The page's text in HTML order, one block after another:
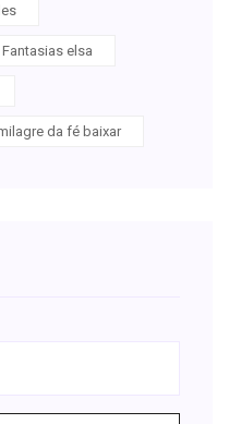
Fantasias elsa
da fé baixar